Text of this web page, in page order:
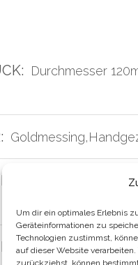
Um dir ein optimales Erlebnis
Geräteinformationen zu
Technologien zustimmst,
auf dieser Website
zurückziehst, können
Durchmesser
Aus
Versilbert, Lackiert